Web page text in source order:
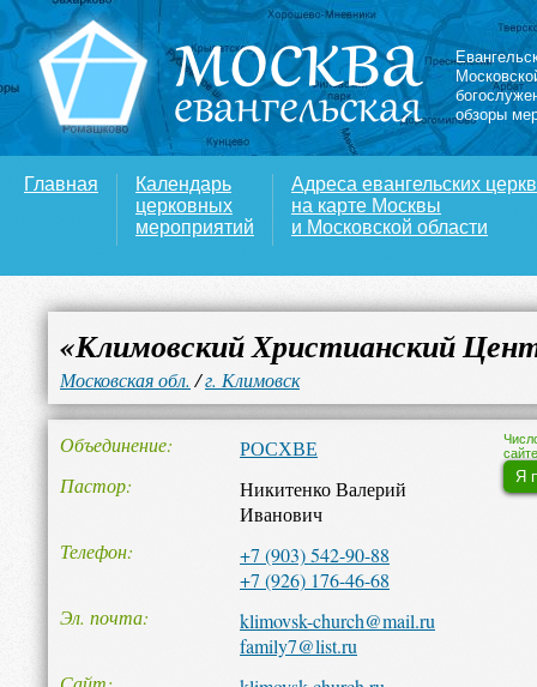
обзоры
Главная
Календарь
церковных
мероприятий
Адреса евангельских
на карте Москвы
и Московской области
«Климовский Христианский
Московская обл. /г. Климовск
Я
Объединение
РОСХВЕ
Пастор
Никитенко Валерий
Иванович
Телефон
+7 (903) 542-90-88
+7 (926) 176-46-68
Эл. почта
klimovsk-church@mail.ru
family7@list.ru